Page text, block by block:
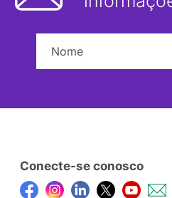
Conecte-se conosco